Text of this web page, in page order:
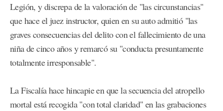
Legión, y discrepa de la valoración de "las circunstancias"
que hace el juez instructor, quien en su auto admitió "las
graves consecuencias del delito con el fallecimiento de una
niña de cinco años y remarcó su "conducta presuntamente
totalmente irresponsable".
La Fiscalía hace hincapie en que la secuencia del atropello
mortal está recogida "con total claridad" en las grabaciones